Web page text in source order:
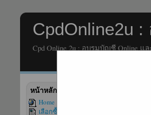
CpdOnline2u
Cpd Online 2u : อบรมบัญชี Online แ
หน้าหลัก
Home
เลือกซื้อหลักสูตรอบรม